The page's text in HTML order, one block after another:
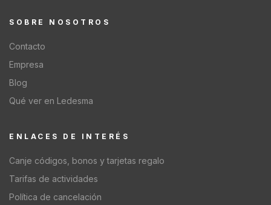
SOBRE NOSOTROS
Contacto
Empresa
Blog
Qué ver en Ledesma
ENLACES DE INTERÉS
Canje códigos, bonos y tarjetas regalo
Tarifas de actividades
Política de cancelación